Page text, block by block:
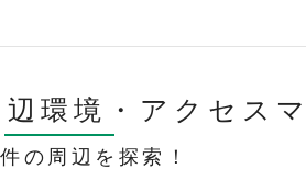
環境・ アクセス
の周辺を探索！